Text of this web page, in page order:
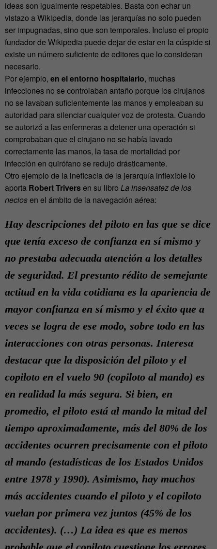
ideas son igualmente respetables. Basta con echar un
vistazo a Wikipedia, donde las jerarquías no solo pueden
ser impugnadas, sino que son temporales. Incluso el propio
fundador de Wikipedia puede dejar de estar en la cúspide si
existe un número suficiente de editores que lo consideran
necesario.
Por ejemplo, en el entorno hospitalario, muchas
infecciones no se controlaban antaño porque los cirujanos
no se lavaban suficientemente las manos y empleaban su
autoridad para silenciar cualquier voz de protesta. Cuando
se autorizó a las enfermeras a detener una operación si
comprobaban que el cirujano no se había lavado
correctamente las manos, la tasa de mortalidad por
infección en quirófano se redujo drásticamente.
Otro ejemplo de la ineficacia de la jerarquía inflexible lo
aporta Robert Triversen su libro La insensatez de los
neciosen el ámbito de la navegación aérea:
Hay descripciones del piloto en las que se dice
que tenía exceso de confianza en sí mismo y
no prestaba adecuada atención a los detalles
de seguridad. El presunto rédito de semejante
actitud en la vida cotidiana es la apariencia de
mayor confianza en sí mismo y el éxito que a
veces se logra de ese modo, sobre todo en las
interacciones con otras personas. Interesa
destacar que la disposición del piloto y el
copiloto en el vuelo 90 (copiloto al mando) es
en realidad la más segura. Si bien, en
promedio, el piloto está al mando la mitad del
tiempo aproximadamente, más del 80% de los
accidentes ocurren precisamente con el piloto
al mando (estadísticas de los Estados Unidos
entre 1978 y 1990). Asimismo, hay muchos
más accidentes cuando el piloto y el copiloto
vuelan por primera vez juntos (45% de los
accidentes). (…) La idea es que es menos